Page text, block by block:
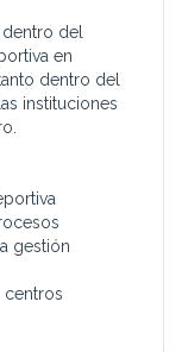
del
en
dentro del
instituciones
gestión
centros